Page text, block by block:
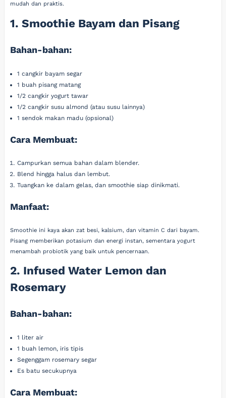
mudah dan praktis.
1. Smoothie Bayam dan Pisang
Bahan-bahan:
1 cangkir bayam segar
1 buah pisang matang
1/2 cangkir yogurt tawar
1/2 cangkir susu almond (atau susu lainnya)
1 sendok makan madu (opsional)
Cara Membuat:
Campurkan semua bahan dalam blender.
Blend hingga halus dan lembut.
Tuangkan ke dalam gelas, dan smoothie siap dinikmati.
Manfaat:
Smoothie ini kaya akan zat besi, kalsium, dan vitamin C dari bayam.
Pisang memberikan potasium dan energi instan, sementara yogurt
menambah probiotik yang baik untuk pencernaan.
2. Infused Water Lemon dan
Rosemary
Bahan-bahan:
1 liter air
1 buah lemon, iris tipis
Segenggam rosemary segar
Es batu secukupnya
Cara Membuat: